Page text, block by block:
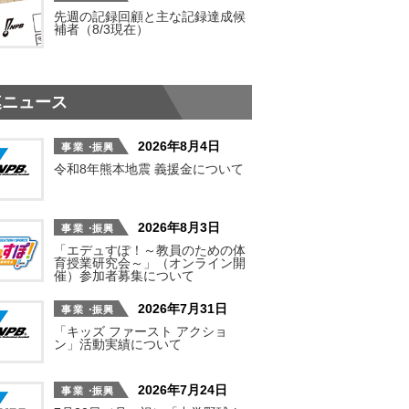
先週の記録回顧と主な記録達成候
補者（8/3現在）
ュース
2026年8月4日
令和8年熊本地震 義援金について
2026年8月3日
「エデュすぽ！～教員のための体
育授業研究会～」（オンライン開
催）参加者募集について
2026年7月31日
「キッズ ファースト アクショ
ン」活動実績について
2026年7月24日